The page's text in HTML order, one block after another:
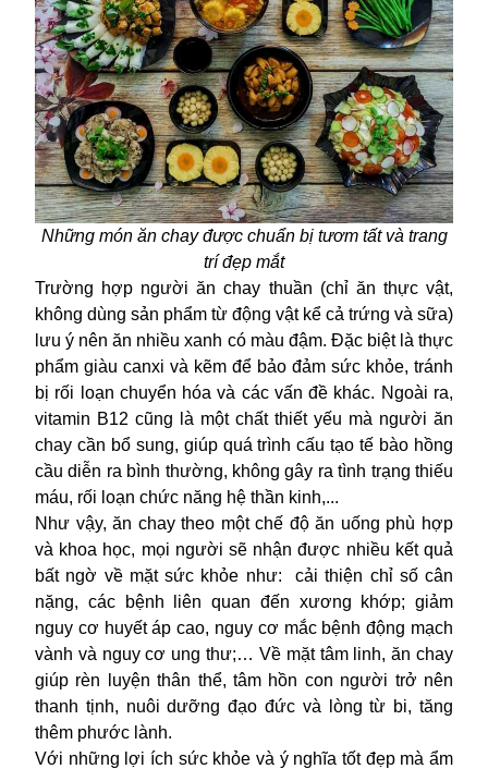
Những món ăn chay được chuẩn bị tươm tất và trang
trí đẹp mắt
Trường hợp người ăn chay thuần (chỉ ăn thực vật,
không dùng sản phẩm từ động vật kể cả trứng và sữa)
lưu ý nên ăn nhiều xanh có màu đậm. Đặc biệt là thực
phẩm giàu canxi và kẽm để bảo đảm sức khỏe, tránh
bị rối loạn chuyển hóa và các vấn đề khác. Ngoài ra,
vitamin B12 cũng là một chất thiết yếu mà người ăn
chay cần bổ sung, giúp quá trình cấu tạo tế bào hồng
cầu diễn ra bình thường, không gây ra tình trạng thiếu
máu, rối loạn chức năng hệ thần kinh,...
Như vậy, ăn chay theo một chế độ ăn uống phù hợp
và khoa học, mọi người sẽ nhận được nhiều kết quả
bất ngờ về mặt sức khỏe như: cải thiện chỉ số cân
nặng, các bệnh liên quan đến xương khớp; giảm
nguy cơ huyết áp cao, nguy cơ mắc bệnh động mạch
vành và nguy cơ ung thư;… Về mặt tâm linh, ăn chay
giúp rèn luyện thân thể, tâm hồn con người trở nên
thanh tịnh, nuôi dưỡng đạo đức và lòng từ bi, tăng
thêm phước lành.
Với những lợi ích sức khỏe và ý nghĩa tốt đẹp mà ẩm